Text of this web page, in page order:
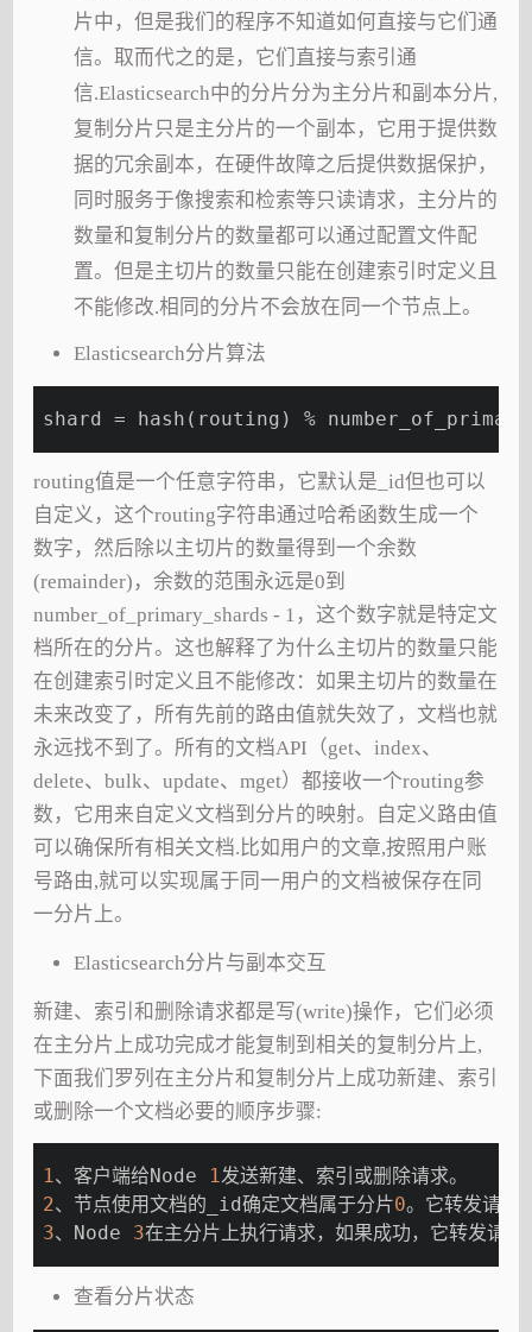
片中，但是我们的程序不知道如何直接与它们通
信。取而代之的是，它们直接与索引通
信.Elasticsearch中的分片分为主分片和副本分片,
复制分片只是主分片的一个副本，它用于提供数
据的冗余副本，在硬件故障之后提供数据保护，
同时服务于像搜索和检索等只读请求，主分片的
数量和复制分片的数量都可以通过配置文件配
置。但是主切片的数量只能在创建索引时定义且
不能修改.相同的分片不会放在同一个节点上。
Elasticsearch分片算法
shard = hash(routing) %
routing值是一个任意字符串，它默认是_id但也可以
自定义，这个routing字符串通过哈希函数生成一个
数字，然后除以主切片的数量得到一个余数
(remainder)，余数的范围永远是0到
number_of_primary_shards - 1，这个数字就是特定文
档所在的分片。这也解释了为什么主切片的数量只能
在创建索引时定义且不能修改：如果主切片的数量在
未来改变了，所有先前的路由值就失效了，文档也就
永远找不到了。所有的文档API（get、index、
delete、bulk、update、mget）都接收一个routing参
数，它用来自定义文档到分片的映射。自定义路由值
可以确保所有相关文档.比如用户的文章,按照用户账
号路由,就可以实现属于同一用户的文档被保存在同
一分片上。
Elasticsearch分片与副本交互
新建、索引和删除请求都是写(write)操作，它们必须
在主分片上成功完成才能复制到相关的复制分片上,
下面我们罗列在主分片和复制分片上成功新建、索引
或删除一个文档必要的顺序步骤:
1 、客户端给Node 1 发送新建、索引或删除请求。
2、节点使用文档的_id确定文档属于分片0。它转发请
3、Node 3在主分片上执行请求，如果成功，它转发请
查看分片状态